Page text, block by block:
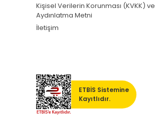
Kişisel Verilerin Korunması (KVKK) ve
Aydınlatma Metni
İletişim
ETBİS Sistemine
Kayıtlıdır.